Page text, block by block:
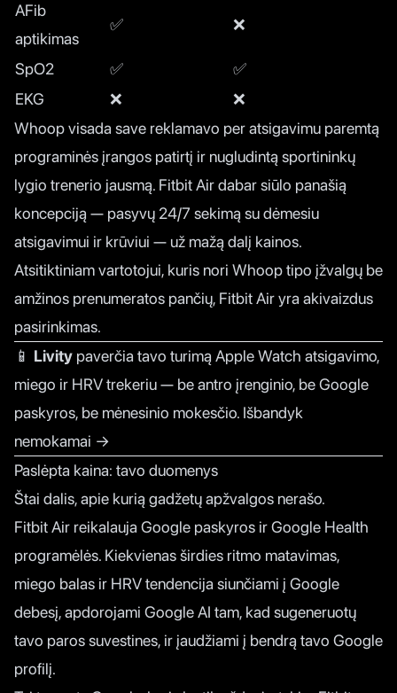
AFib
aptikimas
✅ ❌
SpO2 ✅
✅
EKG
❌
❌
Whoop visada save reklamavo per atsigavimu paremtą
programinės įrangos patirtį ir nugludintą sportininkų
lygio trenerio jausmą. Fitbit Air dabar siūlo panašią
koncepciją — pasyvų 24/7 sekimą su dėmesiu
atsigavimui ir krūviui — už mažą dalį kainos.
Atsitiktiniam vartotojui, kuris nori Whoop tipo įžvalgų be
amžinos prenumeratos pančių, Fitbit Air yra akivaizdus
pasirinkimas.
📱 Livity paverčia tavo turimą Apple Watch atsigavimo,
miego ir HRV trekeriu — be antro įrenginio, be Google
paskyros, be mėnesinio mokesčio. Išbandyk
nemokamai →
Paslėpta kaina: tavo duomenys
Štai dalis, apie kurią gadžetų apžvalgos nerašo.
Fitbit Air reikalauja Google paskyros ir Google Health
programėlės. Kiekvienas širdies ritmo matavimas,
miego balas ir HRV tendencija siunčiami į Google
debesį, apdorojami Google AI tam, kad sugeneruotų
tavo paros suvestines, ir įaudžiami į bendrą tavo Google
profilį.